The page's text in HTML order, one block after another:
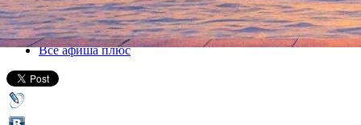
04 ноября 2016, пятница,20.00-06 ноября 2016, воскресенье
Версия для печати
Все афиша плюс